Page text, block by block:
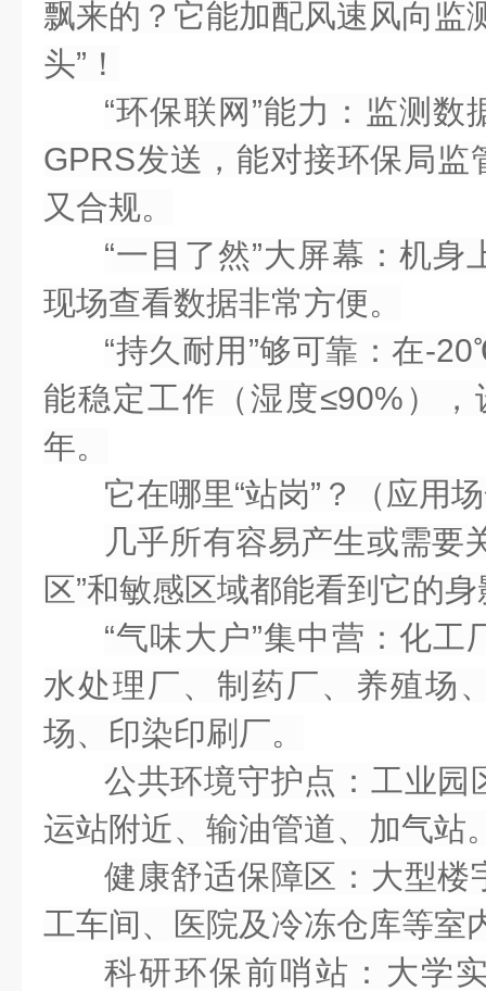
飘来的？它能加配风速风向监
头”！
“环保联网”能力 ：监测数
GPRS发送，能对接环保局监
又合规。
“一目了然”大屏幕 ：机身
现场查看数据非常方便。
“持久耐用”够可靠 ：在-
能稳定工作（湿度≤90%）
年。
它在哪里“站岗”？（应用
几乎所有容易产生或需要
区”和敏感区域都能看到它的身
“气味大户”集中营 ：化工
水处理厂、制药厂、养殖场
场、印染印刷厂。
公共环境守护点 ：工业
运站附近、输油管道、加气站
健康舒适保障区 ：大型
工车间、医院及冷冻仓库等室
科研环保前哨站 ：大学